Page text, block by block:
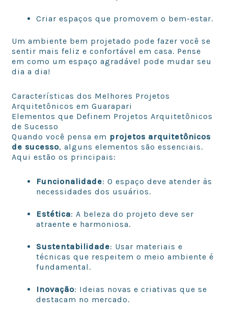
Criar espaços que promovem o bem-estar.
Um ambiente bem projetado pode fazer você se
sentir mais feliz e confortável em casa. Pense
em como um espaço agradável pode mudar seu
dia a dia!
Características dos Melhores Projetos
Arquitetônicos em Guarapari
Elementos que Definem Projetos Arquitetônicos
de Sucesso
Quando você pensa em projetos arquitetônicos
de sucesso, alguns elementos são essenciais.
Aqui estão os principais:
Funcionalidade: O espaço deve atender às
necessidades dos usuários.
Estética: A beleza do projeto deve ser
atraente e harmoniosa.
Sustentabilidade: Usar materiais e
técnicas que respeitem o meio ambiente é
fundamental.
Inovação: Ideias novas e criativas que se
destacam no mercado.